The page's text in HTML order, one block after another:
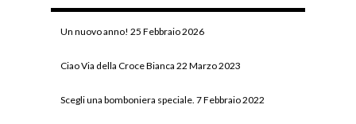
Un nuovo anno! 25 Febbraio 2026
Ciao Via della Croce Bianca 22 Marzo 2023
Scegli una bomboniera speciale. 7 Febbraio 2022